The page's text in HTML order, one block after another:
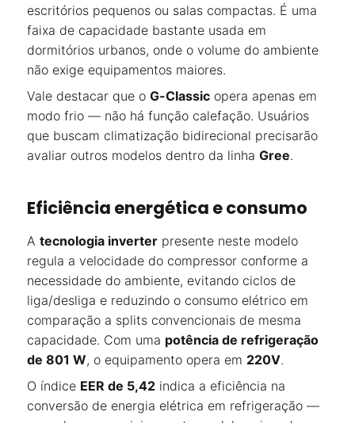
escritórios pequenos ou salas compactas. É uma
faixa de capacidade bastante usada em
dormitórios urbanos, onde o volume do ambiente
não exige equipamentos maiores.
Vale destacar que o G-Classic opera apenas em
modo frio — não há função calefação. Usuários
que buscam climatização bidirecional precisarão
avaliar outros modelos dentro da linha Gree.
Eficiência energética e consumo
A tecnologia inverter presente neste modelo
regula a velocidade do compressor conforme a
necessidade do ambiente, evitando ciclos de
liga/desliga e reduzindo o consumo elétrico em
comparação a splits convencionais de mesma
capacidade. Com uma potência de refrigeração
de 801 W, o equipamento opera em 220V.
O índice EER de 5,42 indica a eficiência na
conversão de energia elétrica em refrigeração —